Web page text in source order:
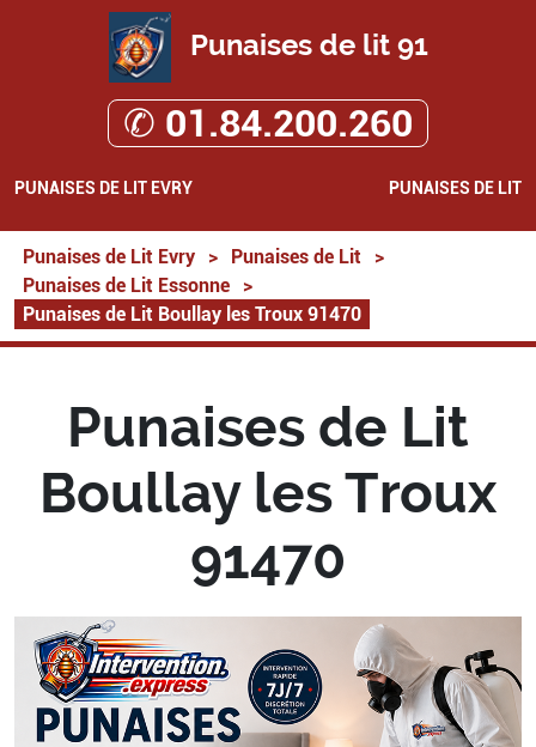
Punaises de lit 91
✆ 01.84.200.260
PUNAISES DE LIT EVRY PUNAISES DE LIT
Punaises de Lit Evry > Punaises de Lit
>
Punaises de Lit Essonne
>
Punaises de Lit Boullay les Troux 91470
Punaises de Lit
Boullay les Troux
91470